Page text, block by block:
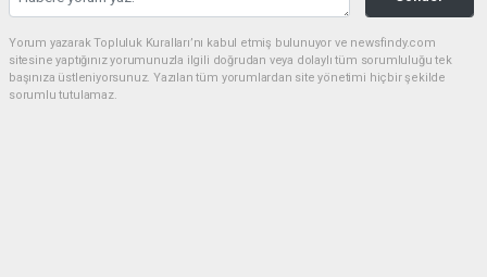
Yorum yazarak Topluluk Kuralları’nı kabul etmiş bulunuyor ve newsfindy.com
sitesine yaptığınız yorumunuzla ilgili doğrudan veya dolaylı tüm sorumluluğu tek
başınıza üstleniyorsunuz. Yazılan tüm yorumlardan site yönetimi hiçbir şekilde
sorumlu tutulamaz.